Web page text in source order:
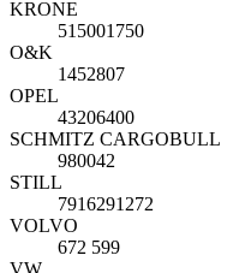
KRONE
515001750
O&K
1452807
OPEL
43206400
SCHMITZ CARGOBULL
980042
STILL
7916291272
VOLVO
672 599
VW